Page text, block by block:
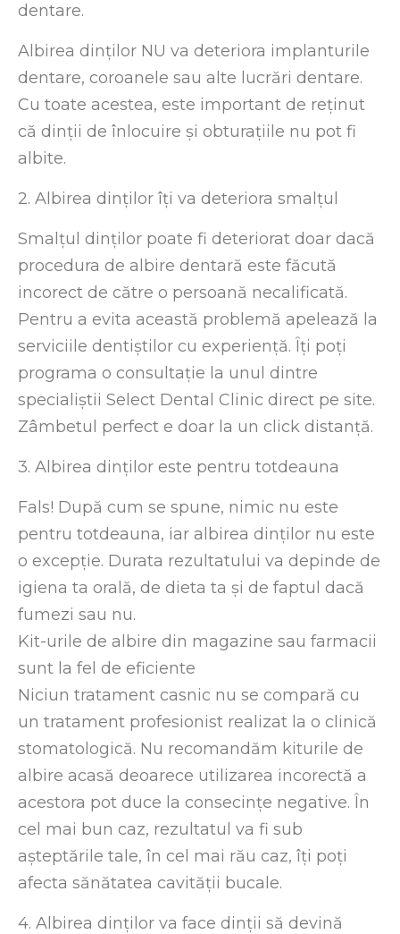
dentare.
Albirea dinților NU va deteriora implanturile
dentare, coroanele sau alte lucrări dentare.
Cu toate acestea, este important de reținut
că dinții de înlocuire și obturațiile nu pot fi
albite.
2. Albirea dinților îți va deteriora smalțul
Smalțul dinților poate fi deteriorat doar dacă
procedura de albire dentară este făcută
incorect de către o persoană necalificată.
Pentru a evita această problemă apelează la
serviciile dentiștilor cu experiență. Îți poți
programa o consultație la unul dintre
specialiștii Select Dental Clinic direct pe site.
Zâmbetul perfect e doar la un click distanță.
3. Albirea dinților este pentru totdeauna
Fals! După cum se spune, nimic nu este
pentru totdeauna, iar albirea dinților nu este
o excepție. Durata rezultatului va depinde de
igiena ta orală, de dieta ta și de faptul dacă
fumezi sau nu.
Kit-urile de albire din magazine sau farmacii
sunt la fel de eficiente
Niciun tratament casnic nu se compară cu
un tratament profesionist realizat la o clinică
stomatologică. Nu recomandăm kiturile de
albire acasă deoarece utilizarea incorectă a
acestora pot duce la consecințe negative. În
cel mai bun caz, rezultatul va fi sub
așteptările tale, în cel mai rău caz, îți poți
afecta sănătatea cavității bucale.
4. Albirea dinților va face dinții să devină